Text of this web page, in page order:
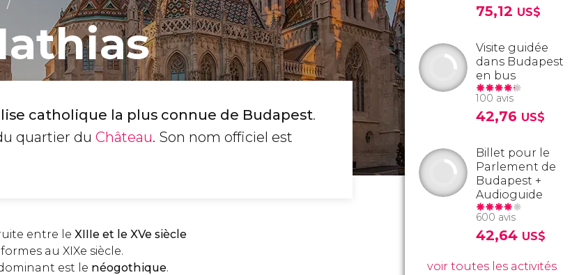
catholique la plus connue de Budapest.
quartier du Château. Son nom officiel est
entre le XIIIe et le XVe siècle
au XIXe siècle.
est le néogothique.
75,12 US$
Visite guidée
dans Budapest
en bus
100 avis
42,76 US$
Billet pour le
Parlement de
Budapest +
Audioguide
600 avis
42,64 US$
voir toutes les activités